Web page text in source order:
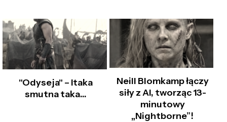
"Odyseja" – Itaka
smutna taka…
Neill Blomkamp łączy
siły z AI, tworząc 13-
minutowy
„Nightborne”!